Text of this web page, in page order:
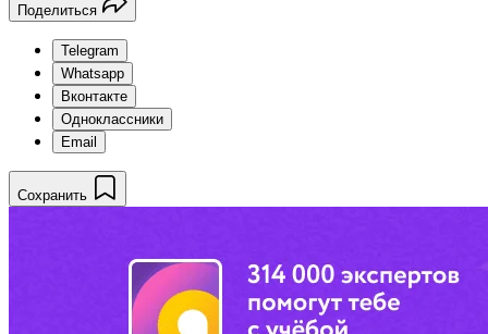
Поделиться
Telegram
Whatsapp
Вконтакте
Одноклассники
Email
Сохранить